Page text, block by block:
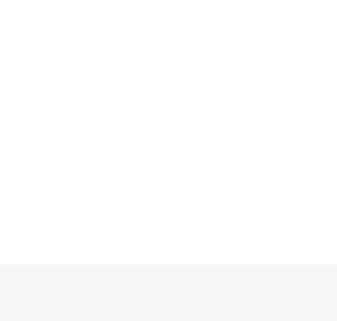
展趋势。 日本原生IP市场现